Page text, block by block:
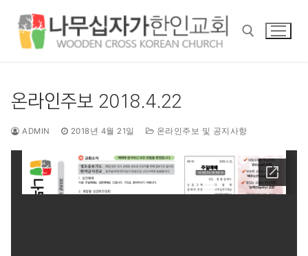
온라인주보 2018.4.22
ADMIN 2018년 4월 21일 온라인주보 및 공지사항